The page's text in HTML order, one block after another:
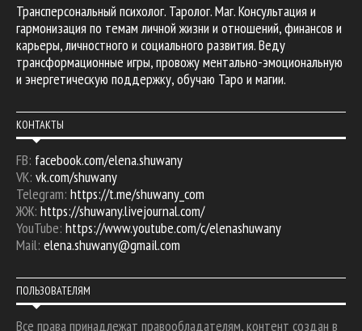
Трансперсональный психолог. Таролог. Маг. Консультация и
гармонизация по темам личной жизни и отношений, финансов и
карьеры, личностного и социального развития. Веду
трансформационные игры, провожу ментально-эмоциональную
и энергетическую поддержку, обучаю Таро и магии.
КОНТАКТЫ
FB: facebook.com/elena.shuwany
VK: vk.com/shuwany
Telegram: https://t.me/shuwany_com
ЖЖ: https://shuwany.livejournal.com/
YouTube: https://www.youtube.com/c/elenashuwany
Mail: elena.shuwany@gmail.com
ПОЛЬЗОВАТЕЛЯМ
Все права принадлежат правообладателям, контент создан в